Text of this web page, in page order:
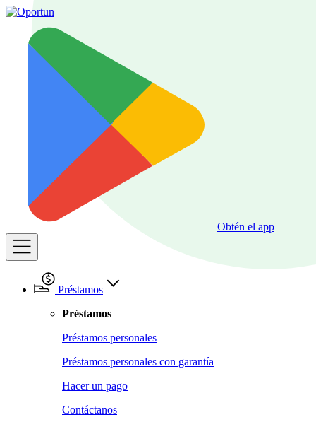
Obtén el app
Préstamos
Préstamos
Préstamos personales
Préstamos personales con garantía
Hacer un pago
Contáctanos